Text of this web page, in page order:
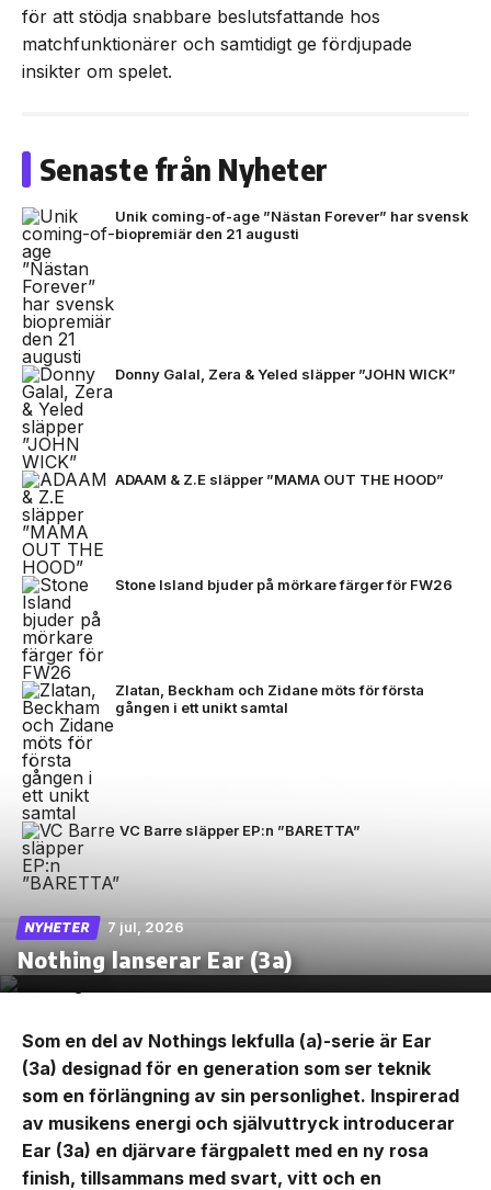
för att stödja snabbare beslutsfattande hos
matchfunktionärer och samtidigt ge fördjupade
insikter om spelet.
Senaste från Nyheter
Unik coming-of-age ”Nästan Forever” har svensk
biopremiär den 21 augusti
Donny Galal, Zera & Yeled släpper ”JOHN WICK”
ADAAM & Z.E släpper ”MAMA OUT THE HOOD”
Stone Island bjuder på mörkare färger för FW26
Zlatan, Beckham och Zidane möts för första
gången i ett unikt samtal
VC Barre släpper EP:n ”BARETTA”
NYHETER 7 jul, 2026
Nothing lanserar Ear (3a)
Som en del av Nothings lekfulla (a)-serie är Ear
(3a) designad för en generation som ser teknik
som en förlängning av sin personlighet. Inspirerad
av musikens energi och självuttryck introducerar
Ear (3a) en djärvare färgpalett med en ny rosa
finish, tillsammans med svart, vitt och en